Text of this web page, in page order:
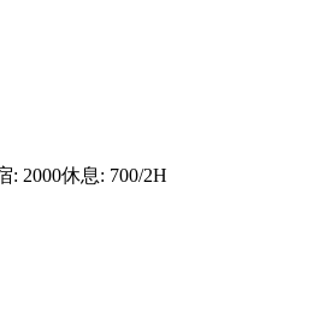
2000休息: 700/2H